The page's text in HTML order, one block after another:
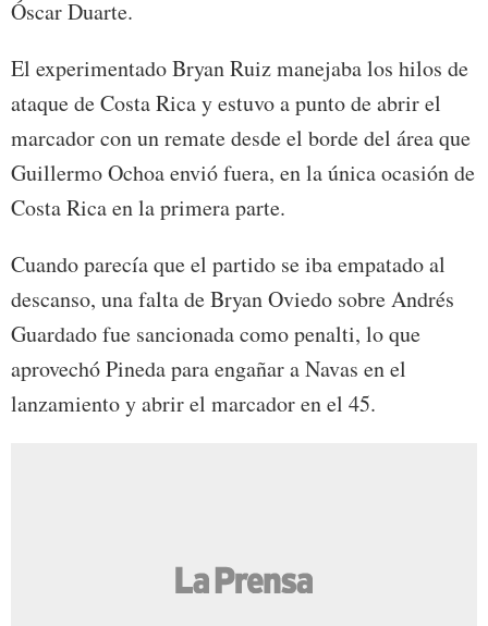
Óscar Duarte.
El experimentado Bryan Ruiz manejaba los hilos de
ataque de Costa Rica y estuvo a punto de abrir el
marcador con un remate desde el borde del área que
Guillermo Ochoa envió fuera, en la única ocasión de
Costa Rica en la primera parte.
Cuando parecía que el partido se iba empatado al
descanso, una falta de Bryan Oviedo sobre Andrés
Guardado fue sancionada como penalti, lo que
aprovechó Pineda para engañar a Navas en el
lanzamiento y abrir el marcador en el 45.